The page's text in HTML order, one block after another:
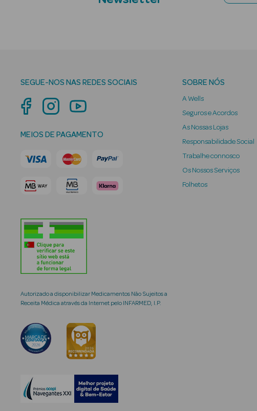
SEGUE-NOS NAS REDES SOCIAIS
MEIOS DE PAGAMENTO
Autorizado a disponibilizar Medicamentos Não Sujeitos a
Receita Médica através da Internet pelo INFARMED, I.P.
SOBRE NÓS
A Wells
Seguros e Acordos
As Nossas Lojas
Responsabilidade Social
Trabalhe connosco
Os Nossos Serviços
Folhetos